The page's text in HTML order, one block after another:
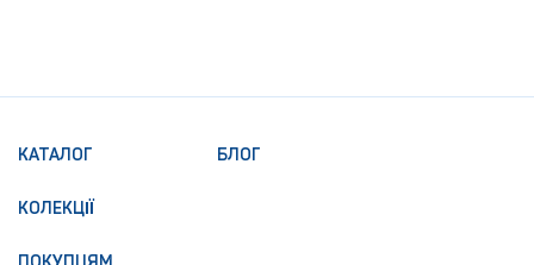
КАТАЛОГ
КОЛЕКЦІЇ
БЛОГ